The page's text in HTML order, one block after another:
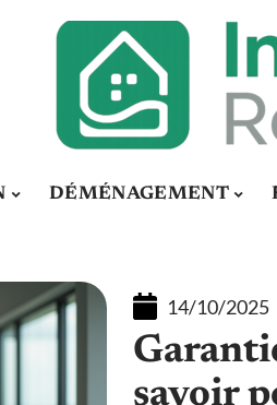
DÉMÉNAGEMENT
14/10/2025
savoir